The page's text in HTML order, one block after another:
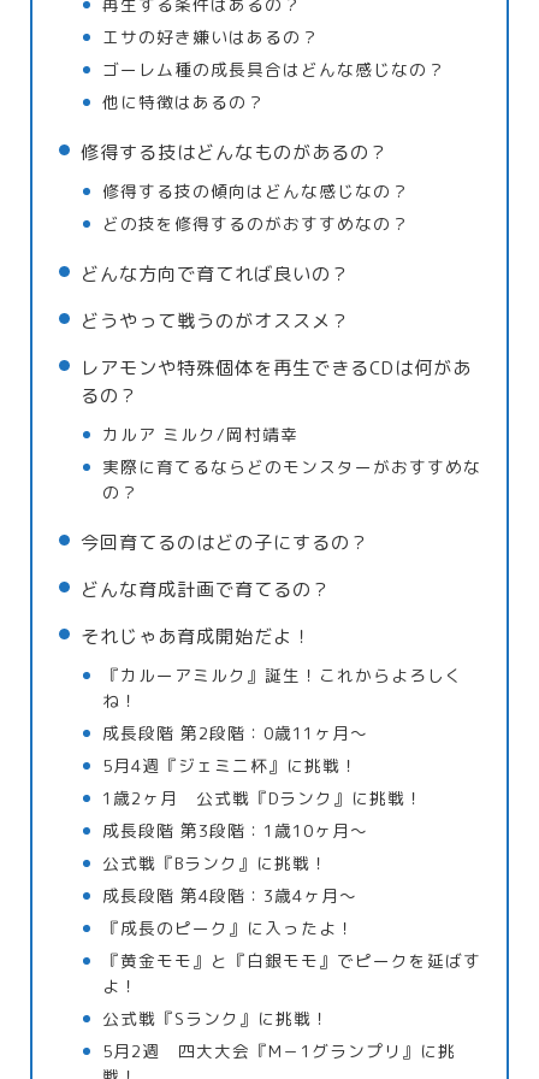
エサの好き嫌いはあるの？
ゴーレム種の成長具合はどんな感じなの？
他に特徴はあるの？
修得する技はどんなものがあるの？
修得する技の傾向はどんな感じなの？
どの技を修得するのがおすすめなの？
どんな方向で育てれば良いの？
どうやって戦うのがオススメ？
レアモンや特殊個体を再生できるCDは何があ
るの？
カルア ミルク/岡村靖幸
実際に育てるならどのモンスターがおすすめな
の？
今回育てるのはどの子にするの？
どんな育成計画で育てるの？
それじゃあ育成開始だよ！
『カルーアミルク』誕生！これからよろしく
ね！
成長段階 第2段階：0歳11ヶ月～
5月4週『ジェミニ杯』に挑戦！
1歳2ヶ月 公式戦『Dランク』に挑戦！
成長段階 第3段階：1歳10ヶ月～
公式戦『Bランク』に挑戦！
成長段階 第4段階：3歳4ヶ月～
『成長のピーク』に入ったよ！
『黄金モモ』と『白銀モモ』でピークを延ばす
よ！
公式戦『Sランク』に挑戦！
5月2週 四大大会『M－1グランプリ』に挑